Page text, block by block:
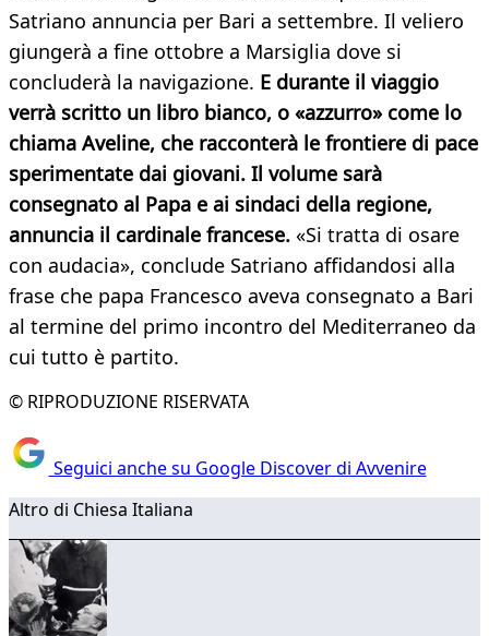
Satriano annuncia per Bari a settembre. Il veliero
giungerà a fine ottobre a Marsiglia dove si
concluderà la navigazione. E durante il viaggio
verrà scritto un libro bianco, o «azzurro» come lo
chiama Aveline, che racconterà le frontiere di pace
sperimentate dai giovani. Il volume sarà
consegnato al Papa e ai sindaci della regione,
annuncia il cardinale francese. «Si tratta di osare
con audacia», conclude Satriano affidandosi alla
frase che papa Francesco aveva consegnato a Bari
al termine del primo incontro del Mediterraneo da
cui tutto è partito.
© RIPRODUZIONE RISERVATA
Seguici anche su Google Discover di Avvenire
Altro di Chiesa Italiana